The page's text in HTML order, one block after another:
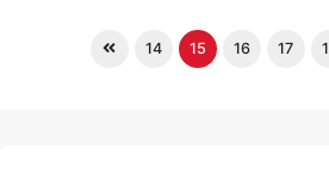
14 15 16 17